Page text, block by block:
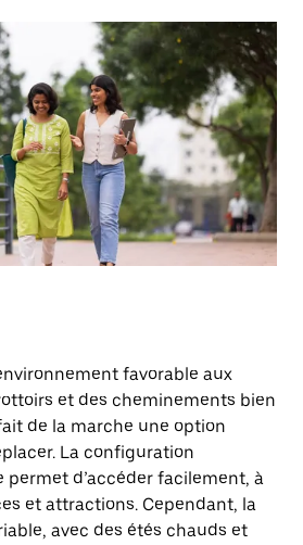
favorable aux
et des cheminements bien
de la marche une option
La configuration
permet d’accéder facilement, à
et attractions. Cependant, la
avec des étés chauds et